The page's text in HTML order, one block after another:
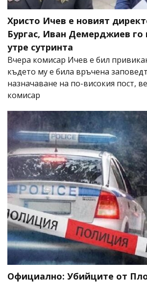
Христо Ичев е новият
Бургас, Иван Демерджиев го
утре сутринта
Вчера комисар Ичев е бил
където му е била връчена
назначаване на по-високия пост,
комисар
Официално: Убийците от